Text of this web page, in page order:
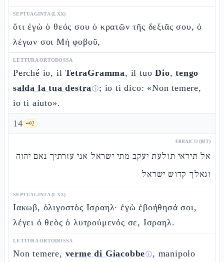
SEPTUAGINTA (LXX)
ὅτι ἐγὼ ὁ θεός σου ὁ κρατῶν τῆς δεξιᾶς σου, ὁ
λέγων σοι Μὴ φοβοῦ,
LETTURA ORTODOSSA
Perché io, ilTetraGramma, il tuoDio,tengo
salda la tua destraⓘ; io ti dico: «Non temere,
io ti aiuto».
14 🗝️2
EBRAICO (MT)
אל תיראי תולעת יעקב מתי ישראל אני עזרתיך נאם יהוה
וגאלך קדוש ישראל
SEPTUAGINTA (LXX)
Ιακωβ, ὀλιγοστὸς Ισραηλ· ἐγὼ ἐβοήθησά σοι,
λέγει ὁ θεὸς ὁ λυτρούμενός σε, Ισραηλ.
LETTURA ORTODOSSA
Non temere, verme di Giacobbeⓘ, manipolo